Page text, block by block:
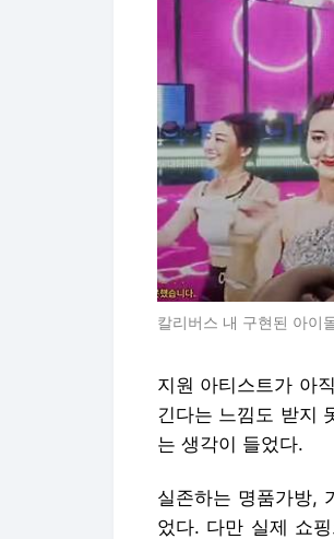
칼리버스 내 구현된 아이
지원 아티스트가 아
긴다는 느낌도 받지
는 생각이 들었다.
실존하는 명품가방,
었다. 다만 실제 쇼